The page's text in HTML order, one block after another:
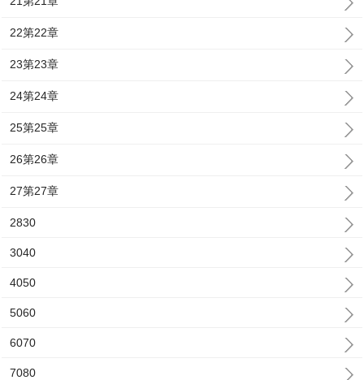
22第22章
23第23章
24第24章
25第25章
26第26章
27第27章
2830
3040
4050
5060
6070
7080